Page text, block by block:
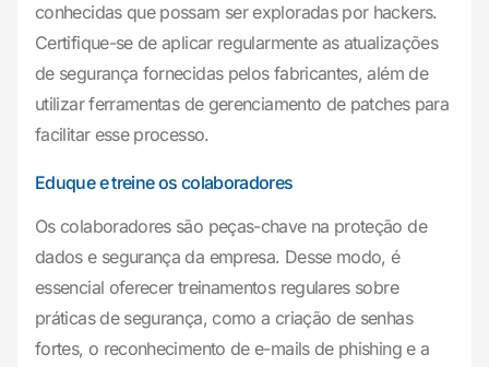
conhecidas que possam ser exploradas por hackers.
Certifique-se de aplicar regularmente as atualizações
de segurança fornecidas pelos fabricantes, além de
utilizar ferramentas de gerenciamento de patches para
facilitar esse processo.
Eduque e treine os colaboradores
Os colaboradores são peças-chave na proteção de
dados e segurança da empresa. Desse modo, é
essencial oferecer treinamentos regulares sobre
práticas de segurança, como a criação de senhas
fortes, o reconhecimento de e-mails de phishing e a